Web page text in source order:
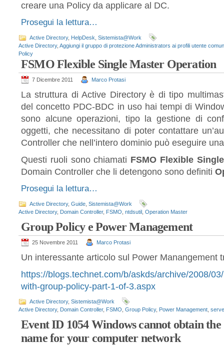
creare una Policy da applicare al DC.
Prosegui la lettura…
Active Directory, HelpDesk Sistemista@Work
Active Directory, Aggiungi il gruppo di protezione Administrators ai profili utente
Policy
FSMO Flexible Single Master Operation
7 Dicembre 2011 Marco Protasi
La struttura di Active Directory è di tipo
del concetto PDC-BDC in uso hai tempi di
sono alcune operazioni, tipo la gestione di
oggetti, che necessitano di poter contattare
Controller che nell’intero dominio può eseguire
Questi ruoli sono chiamati FSMO Flexible
Domain Controller che li detengono sono definiti
Prosegui la lettura…
Active Directory, Guide Sistemista@Work
Active Directory, Domain Controller, FSMO ntdsutil Operation Master
Group Policy e Power Management
25 Novembre 2011 Marco Protasi
Un interessante articolo sul Power Manangement
https://blogs.technet.com/b/askds/archive/2008/
with-group-policy-part-1-of-3.aspx
Active Directory, Sistemista@Work
Active Directory, Domain Controller, FSMO Group Policy, Power Management
Event ID 1054 Windows cannot obtain
name for your computer network